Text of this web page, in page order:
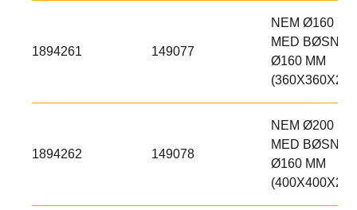
1894261 149077
NEM Ø160
MED
Ø160 MM
1894262 149078
NEM Ø200
MED
Ø160 MM